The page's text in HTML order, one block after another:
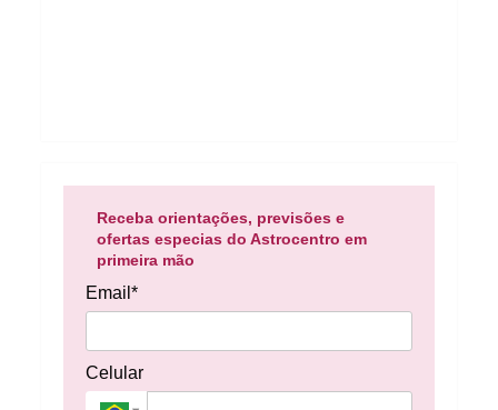
Receba orientações, previsões e
ofertas especias do Astrocentro em
primeira mão
Email*
Celular